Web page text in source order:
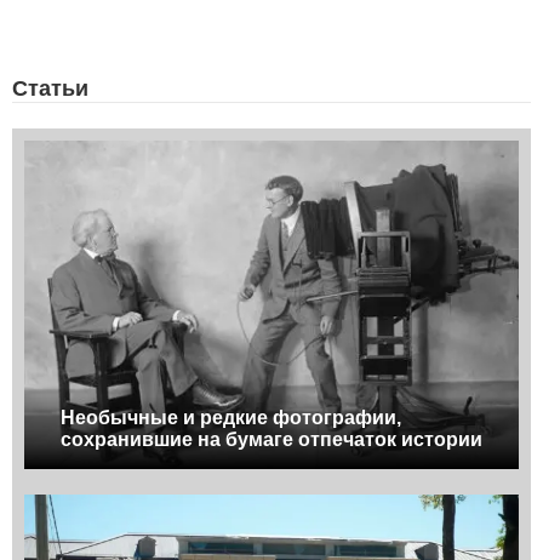
Статьи
Необычные и редкие фотографии,
сохранившие на бумаге отпечаток истории